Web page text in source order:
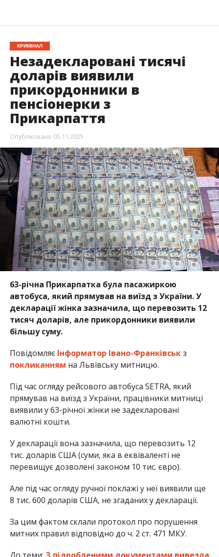
КРИМІНАЛ
Незадекларовані тисячі
доларів виявили
прикордонники в
пенсіонерки з
Прикарпаття
Опубліковано 05.11.2025
63-річна Прикарпатка була пасажиркою
автобуса, який прямував на виїзд з України. У
декларації жінка зазначила, що перевозить 12
тисяч доларів, але прикордонники виявили
більшу суму.
Повідомляє Інформатор Івано-Франківськз
покликанням на Львівську митницю.
Під час огляду рейсового автобуса SETRA, який
прямував на виїзд з України, працівники митниці
виявили у 63-річної жінки не задекларовані
валютні кошти.
У декларації вона зазначила, що перевозить 12
тис. доларів США (суми, яка в еквіваленті не
перевищує дозволені законом 10 тис. євро).
Але під час огляду ручної поклажі у неї виявили ще
8 тис. 600 доларів США, не згаданих у декларації.
За цим фактом склали протокол про порушення
митних правил відповідно до ч. 2 ст. 471 МКУ.